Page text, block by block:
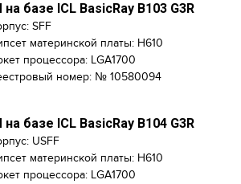
базе ICL BasicRay B103 G3R
SFF
материнской платы: H610
процессора: LGA1700
номер: № 10580094
базе ICL BasicRay B104 G3R
USFF
материнской платы: H610
процессора: LGA1700